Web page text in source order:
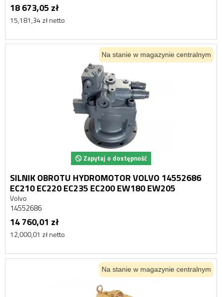
18 673,05 zł
15,181,34 zł netto
Na stanie w magazynie centralnym
Zapytaj o dostępność
SILNIK OBROTU HYDROMOTOR VOLVO 14552686
EC210 EC220 EC235 EC200 EW180 EW205
Volvo
14552686
14 760,01 zł
12,000,01 zł netto
Na stanie w magazynie centralnym